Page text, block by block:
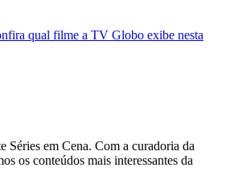
qual filme a TV Globo exibe nesta
Séries em Cena. Com a curadoria da
os conteúdos mais interessantes da